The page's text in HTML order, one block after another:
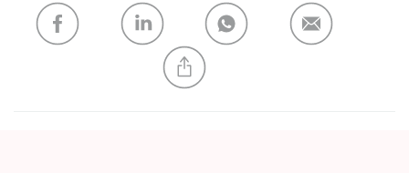
My list ADD
CREATE A NEW LIST